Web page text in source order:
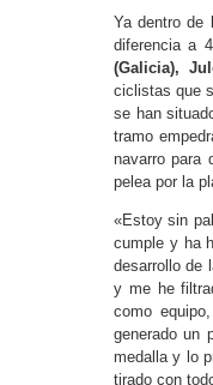
Ya dentro de
diferencia a
(Galicia),
ciclistas que
se han
tramo
navarro para
pelea por la
«Estoy sin
cumple y ha
desarrollo de
y me he
como
generado un
medalla y lo
tirado con